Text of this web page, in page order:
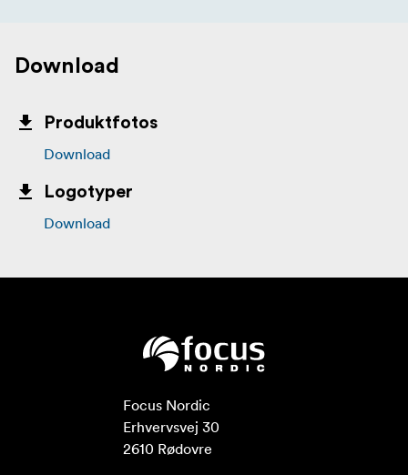
Download
Produktfotos
Download
Logotyper
Download
Focus Nordic
Erhvervsvej 30
2610 Rødovre